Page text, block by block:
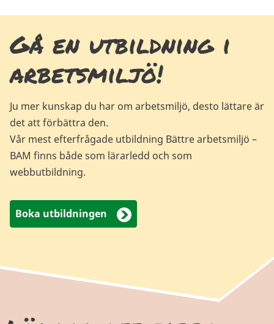
Gå en utbildning i
arbetsmiljö!
Ju mer kunskap du har om arbetsmiljö, desto lättare är
det att förbättra den.
Vår mest efterfrågade utbildning Bättre arbetsmiljö –
BAM finns både som lärarledd och som
webbutbildning.
Boka utbildningen